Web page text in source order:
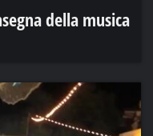
della musica